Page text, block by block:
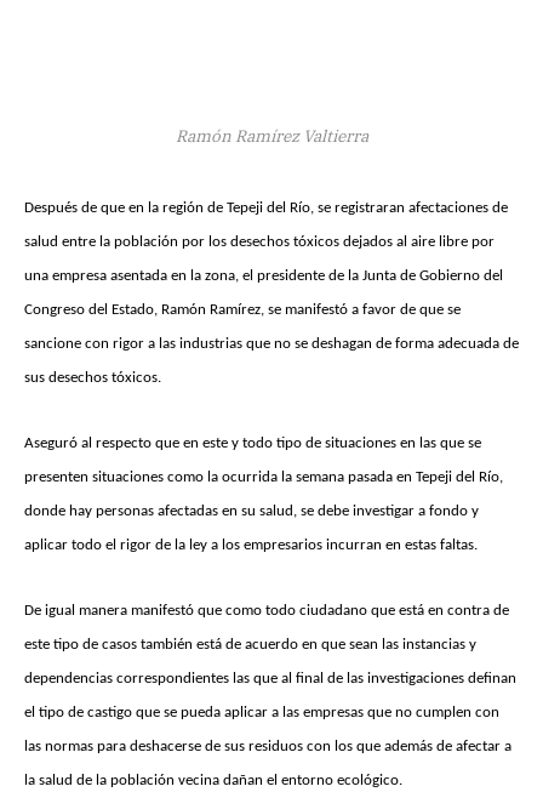
Ramón Ramírez Valtierra
Después de que en la región de Tepeji del Río, se registraran afectaciones de
salud entre la población por los desechos tóxicos dejados al aire libre por
una empresa asentada en la zona, el presidente de la Junta de Gobierno del
Congreso del Estado, Ramón Ramírez, se manifestó a favor de que se
sancione con rigor a las industrias que no se deshagan de forma adecuada de
sus desechos tóxicos.
Aseguró al respecto que en este y todo tipo de situaciones en las que se
presenten situaciones como la ocurrida la semana pasada en Tepeji del Río,
donde hay personas afectadas en su salud, se debe investigar a fondo y
aplicar todo el rigor de la ley a los empresarios incurran en estas faltas.
De igual manera manifestó que como todo ciudadano que está en contra de
este tipo de casos también está de acuerdo en que sean las instancias y
dependencias correspondientes las que al final de las investigaciones definan
el tipo de castigo que se pueda aplicar a las empresas que no cumplen con
las normas para deshacerse de sus residuos con los que además de afectar a
la salud de la población vecina dañan el entorno ecológico.